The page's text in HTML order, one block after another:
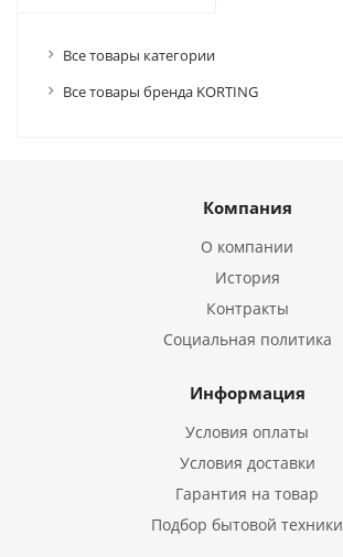
Все товары категории
Все товары бренда KORTING
Компания
О компании
История
Контракты
Социальная политика
Информация
Условия оплаты
Условия доставки
Гарантия на товар
Подбор бытовой техники